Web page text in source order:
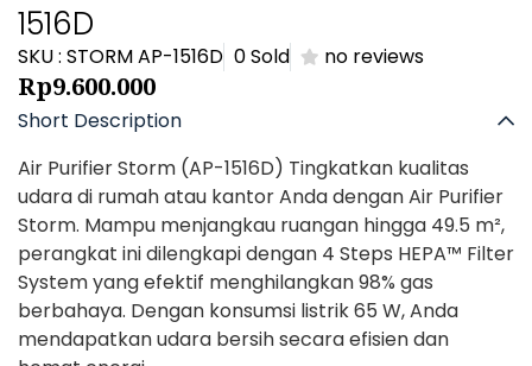
1516D
SKU : STORM AP-1516D 0 Sold no reviews
Rp9.600.000
Short Description
Air Purifier Storm (AP-1516D) Tingkatkan kualitas
udara di rumah atau kantor Anda dengan Air Purifier
Storm. Mampu menjangkau ruangan hingga 49.5 m²,
perangkat ini dilengkapi dengan 4 Steps HEPA™ Filter
System yang efektif menghilangkan 98% gas
berbahaya. Dengan konsumsi listrik 65 W, Anda
mendapatkan udara bersih secara efisien dan